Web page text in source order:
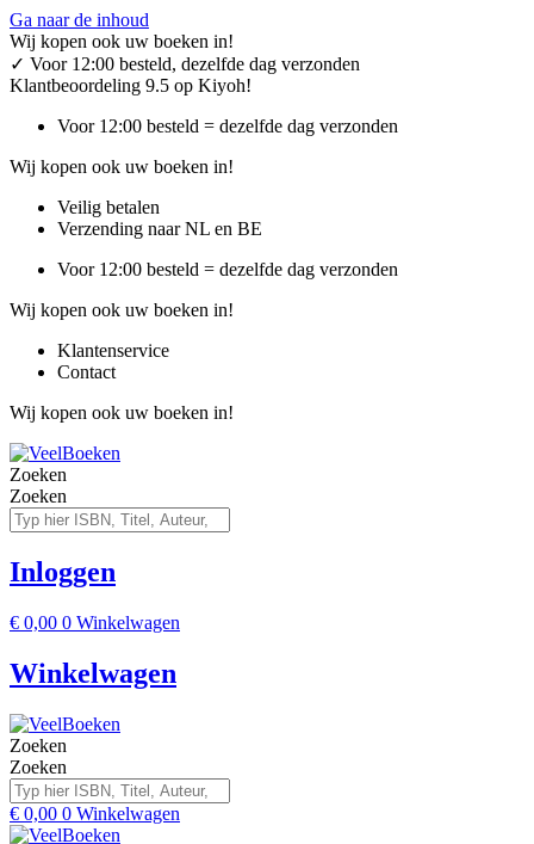
Ga naar de inhoud
Wij kopen ook uw boeken in!
✓ Voor 12:00 besteld, dezelfde dag verzonden
Klantbeoordeling 9.5 op Kiyoh!
Voor 12:00 besteld = dezelfde dag verzonden
Wij kopen ook uw boeken in!
Veilig betalen
Verzending naar NL en BE
Voor 12:00 besteld = dezelfde dag verzonden
Wij kopen ook uw boeken in!
Klantenservice
Contact
Wij kopen ook uw boeken in!
Zoeken
Zoeken
Inloggen
€ 0,00 0 Winkelwagen
Winkelwagen
Zoeken
Zoeken
€ 0,00 0 Winkelwagen